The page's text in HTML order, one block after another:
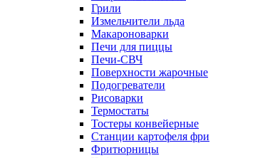
Грили
Измельчители льда
Макароноварки
Печи для пиццы
Печи-СВЧ
Поверхности жарочные
Подогреватели
Рисоварки
Термостаты
Тостеры конвейерные
Станции картофеля фри
Фритюрницы